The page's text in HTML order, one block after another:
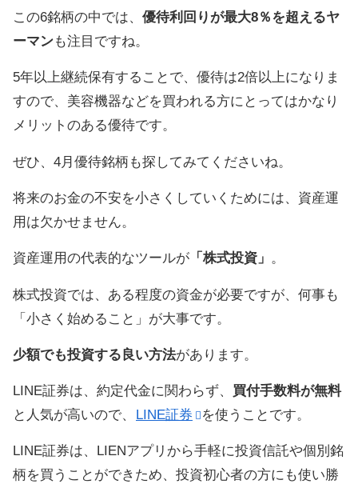
この6銘柄の中では、 優待利回りが最大8％を超えるヤ
ーマンも注目ですね。
5年以上継続保有することで、優待は2倍以上になりま
すので、美容機器などを買われる方にとってはかなり
メリットのある優待です。
ぜひ、4月優待銘柄も探してみてくださいね。
将来のお金の不安を小さくしていくためには、資産運
用は欠かせません。
資産運用の代表的なツールが 「株式投資」 。
株式投資では、ある程度の資金が必要ですが、何事も
「小さく始めること」が大事です。
少額でも投資する良い方法があります。
LINE証券は、約定代金に関わらず、 買付手数料が無料
と人気が高いので、
LINE証券 を使うことです。
LINE証券は、LIENアプリから手軽に投資信託や個別銘
柄を買うことができため、投資初心者の方にも使い勝